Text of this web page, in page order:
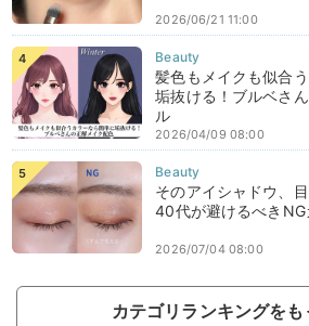
2026/06/21 11:00
髪色もメイクも似合
垢抜ける！ブルベさ
ル
2026/04/09 08:00
そのアイシャドウ、
40代が避けるべき
2026/07/04 08:00
カテゴリランキングをも